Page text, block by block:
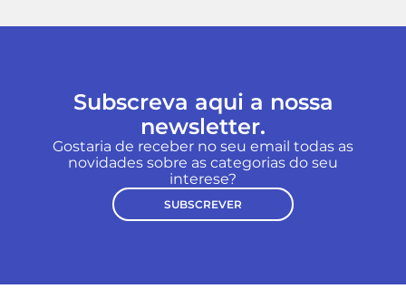
Subscreva aqui a nossa
newsletter.
Gostaria de receber no seu email todas as
novidades sobre as categorias do seu
interese?
SUBSCREVER